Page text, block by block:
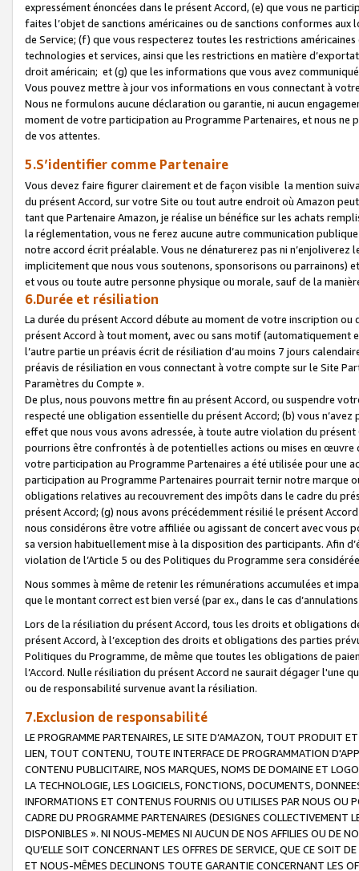
expressément énoncées dans le présent Accord, (e) que vous ne
faites l’objet de sanctions américaines ou de sanctions conformes
de Service; (f) que vous respecterez toutes les restrictions
technologies et services, ainsi que les restrictions en matière
droit américain; et (g) que les informations que vous avez
Vous pouvez mettre à jour vos informations en vous connectant à
Nous ne formulons aucune déclaration ou garantie, ni aucun
moment de votre participation au Programme Partenaires, et nous
de vos attentes.
5.S’identifier comme Partenaire
Vous devez faire figurer clairement et de façon visible la mention
du présent Accord, sur votre Site ou tout autre endroit où Amazon
tant que Partenaire Amazon, je réalise un bénéfice sur les achats
la réglementation, vous ne ferez aucune autre communication
notre accord écrit préalable. Vous ne dénaturerez pas ni
implicitement que nous vous soutenons, sponsorisons ou parrainons)
et vous ou toute autre personne physique ou morale, sauf de la
6.Durée et résiliation
La durée du présent Accord débute au moment de votre inscription
présent Accord à tout moment, avec ou sans motif (automatiquement
l’autre partie un préavis écrit de résiliation d’au moins 7 jours
préavis de résiliation en vous connectant à votre compte sur le Site
Paramètres du Compte ».
De plus, nous pouvons mettre fin au présent Accord, ou suspendre
respecté une obligation essentielle du présent Accord; (b) vous
effet que nous vous avons adressée, à toute autre violation du
pourrions être confrontés à de potentielles actions ou mises en
votre participation au Programme Partenaires a été utilisée pour une
participation au Programme Partenaires pourrait ternir notre marque
obligations relatives au recouvrement des impôts dans le cadre du
présent Accord; (g) nous avons précédemment résilié le présent
nous considérons être votre affiliée ou agissant de concert avec vous
sa version habituellement mise à la disposition des participants. Afin
violation de l’Article 5 ou des Politiques du Programme sera
Nous sommes à même de retenir les rémunérations accumulées et
que le montant correct est bien versé (par ex., dans le cas
Lors de la résiliation du présent Accord, tous les droits et obligations
présent Accord, à l’exception des droits et obligations des parties
Politiques du Programme, de même que toutes les obligations de
l’Accord. Nulle résiliation du présent Accord ne saurait dégager l'une
ou de responsabilité survenue avant la résiliation.
7.Exclusion de responsabilité
LE PROGRAMME PARTENAIRES, LE SITE D’AMAZON, TOUT PRODUIT
LIEN, TOUT CONTENU, TOUTE INTERFACE DE PROGRAMMATION
CONTENU PUBLICITAIRE, NOS MARQUES, NOMS DE DOMAINE ET
LA TECHNOLOGIE, LES LOGICIELS, FONCTIONS, DOCUMENTS,
INFORMATIONS ET CONTENUS FOURNIS OU UTILISES PAR NOUS OU
CADRE DU PROGRAMME PARTENAIRES (DESIGNES COLLECTIVEMENT
DISPONIBLES ». NI NOUS-MEMES NI AUCUN DE NOS AFFILIES OU DE
QU’ELLE SOIT CONCERNANT LES OFFRES DE SERVICE, QUE CE SOIT
ET NOUS-MÊMES DECLINONS TOUTE GARANTIE CONCERNANT LES